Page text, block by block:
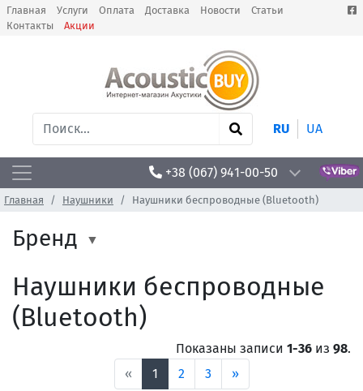
Главная Услуги Оплата Доставка Новости
Статьи
Контакты
Акции
RU UA
+38 (067) 941-00-50
Главная Наушники Наушники беспроводные (Bluetooth)
Бренд
Наушники беспроводные
(Bluetooth)
Показаны записи 1-36 из 98.
«
1 2 3 »